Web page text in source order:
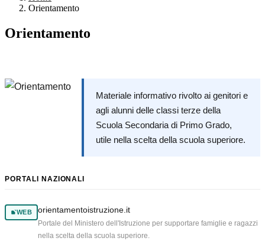
Orientamento
Orientamento
Materiale informativo rivolto ai genitori e
agli alunni delle classi terze della
Scuola Secondaria di Primo Grado,
utile nella scelta della scuola superiore.
PORTALI NAZIONALI
WEB orientamentoistruzione.it
Portale del Ministero dell'Istruzione per supportare famiglie e ragazzi
nella scelta della scuola superiore.